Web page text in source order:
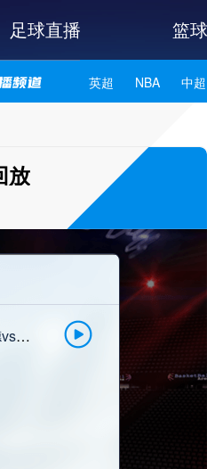
足球直播 篮
英超 NBA 中超
放
[点击观看-咪咕] 2025年5月19日 西甲第37轮 巴拉多利德vs阿拉维斯 完整录像回放